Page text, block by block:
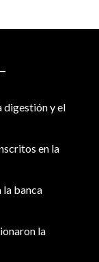
digestión y el
en la
la banca
la